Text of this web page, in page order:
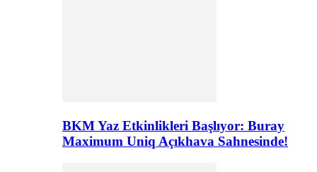
BKM Yaz Etkinlikleri Başlıyor: Buray
Maximum Uniq Açıkhava Sahnesinde!